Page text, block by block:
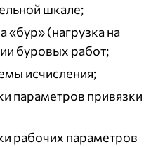
шкале;
«бур» (нагрузка на
буровых работ;
исчисления;
параметров привязки
рабочих параметров